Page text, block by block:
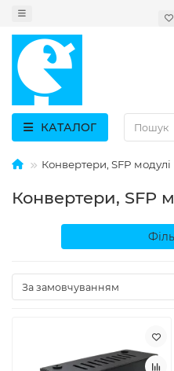
КАТАЛОГ
Конвертери, SFP модулі
Конвертери, SFP